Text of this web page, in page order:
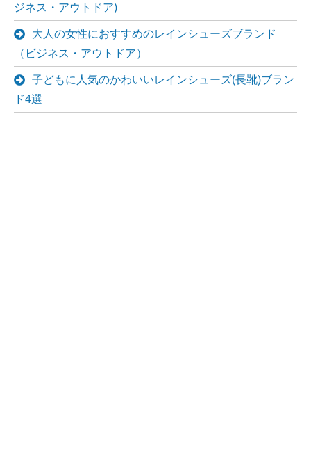
ジネス・アウトドア)
大人の女性におすすめのレインシューズブランド
（ビジネス・アウトドア）
子どもに人気のかわいいレインシューズ(長靴)ブラン
ド4選